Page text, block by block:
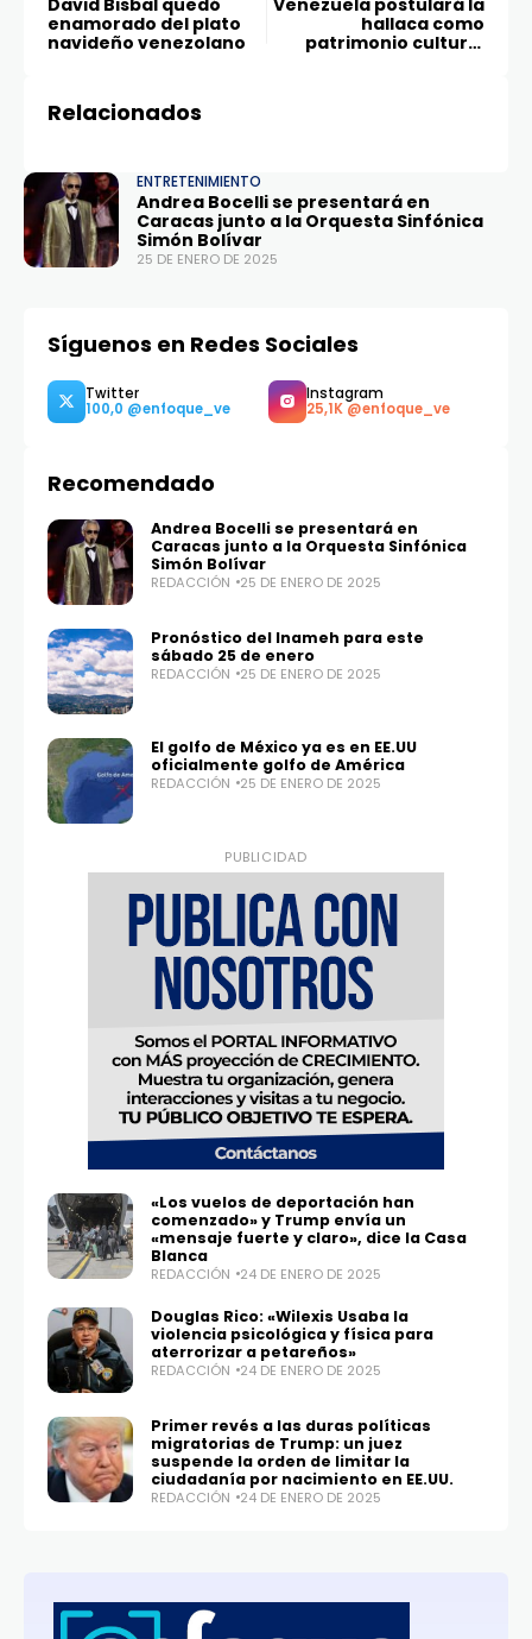
enamorado del plato
navideño venezolano
hallaca como
patrimonio cultural
Relacionados
ENTRETENIMIENTO
Andrea Bocelli se presentará en
Caracas junto a la Orquesta Sinfónica
Simón Bolívar
25 DE ENERO DE 2025
Síguenos en Redes Sociales
Twitter
100,0
Instagram
Recomendado
Andrea Bocelli se presentará en
Caracas junto a la Orquesta Sinfónica
Simón Bolívar
REDACCIÓN 25 DE ENERO DE 2025
Pronóstico del Inameh para este
sábado 25 de enero
REDACCIÓN 25 DE ENERO DE 2025
El golfo de México ya es en EE.UU
oficialmente golfo de América
REDACCIÓN 25 DE ENERO DE 2025
PUBLICIDAD
«Los vuelos de deportación han
comenzado» y Trump envía un
«mensaje fuerte y claro», dice la Casa
Blanca
REDACCIÓN 24 DE ENERO DE 2025
Douglas Rico: «Wilexis Usaba la
violencia psicológica y física para
aterrorizar a petareños»
REDACCIÓN 24 DE ENERO DE 2025
Primer revés a las duras políticas
migratorias de Trump: un juez
suspende la orden de limitar la
ciudadanía por nacimiento en EE.UU.
REDACCIÓN 24 DE ENERO DE 2025